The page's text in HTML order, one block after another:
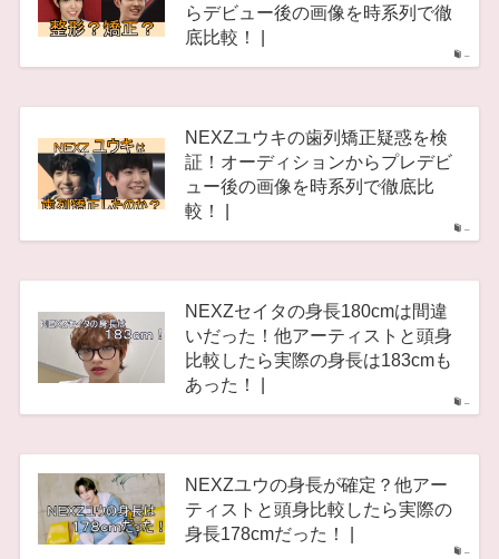
–
らデビュー後の画像を時系列で徹
底比較！ |
–
NEXZユウキの歯列矯正疑惑を検
証！オーディションからプレデビ
ュー後の画像を時系列で徹底比
較！ |
–
NEXZセイタの身長180cmは間違
いだった！他アーティストと頭身
比較したら実際の身長は183cmも
あった！ |
–
NEXZユウの身長が確定？他アー
ティストと頭身比較したら実際の
身長178cmだった！ |